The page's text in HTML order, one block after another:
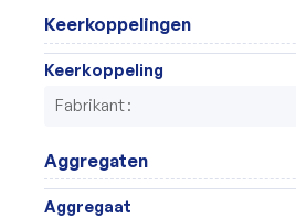
Keerkoppelingen
Keerkoppeling
Fabrikant
Aggregaten
Aggregaat